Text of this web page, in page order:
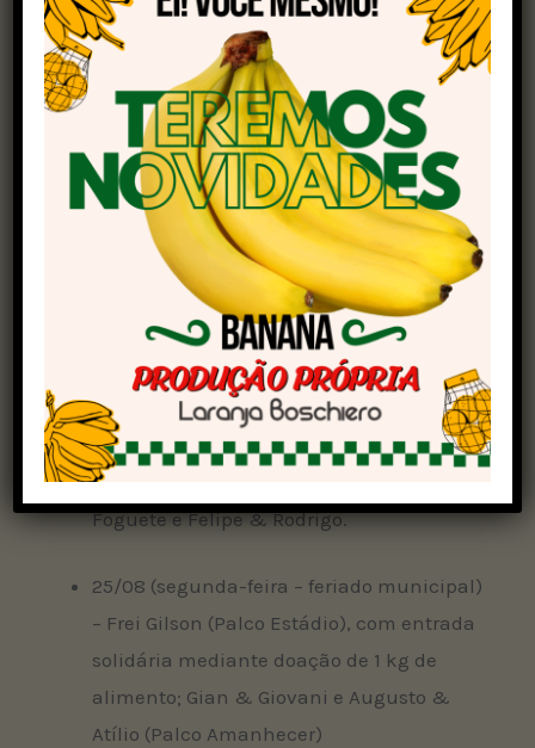
22/08 (sexta-feira) – Bruno & Marrone,
Hugo & Guilherme, Murilo Huff (Estádio);
Munhoz & Mariano, VH & Alexandre, Us
Agroboy, Luiz Claudio & Giuliano e
Henrique & Diego (Amanhecer)
23/08 (sábado) – Ana Castela, Zé Neto &
Cristiano com participação de Diego &
Arnaldo, e Nattan (Estádio); Guilherme &
Benuto, Maria Cecília & Rodolfo, Léo &
Raphael, Jiraya Uai, Diego & Arnaldo em
show completo (Amanhecer)
24/08 (domingo) – Matheus & Kauan, Léo
Foguete e Felipe & Rodrigo.
25/08 (segunda-feira – feriado municipal)
– Frei Gilson (Palco Estádio), com entrada
solidária mediante doação de 1 kg de
alimento; Gian & Giovani e Augusto &
Atílio (Palco Amanhecer)